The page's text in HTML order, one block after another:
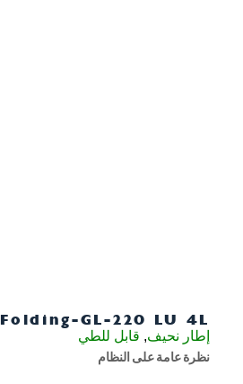
Folding-GL-220 LU 4L
إطار نحيف, قابل للطي
نظرة عامة على النظام